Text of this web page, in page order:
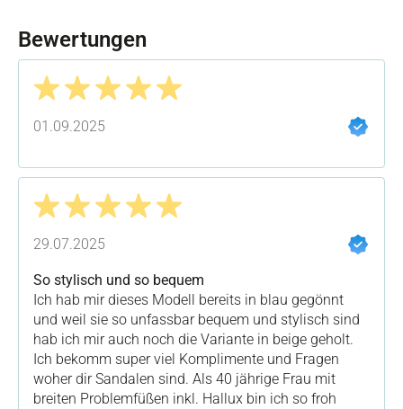
Bewertungen
Bewertung mit 5 von 5 Sternen
01.09.2025
Bewertung mit 5 von 5 Sternen
29.07.2025
So stylisch und so bequem
Ich hab mir dieses Modell bereits in blau gegönnt
und weil sie so unfassbar bequem und stylisch sind
hab ich mir auch noch die Variante in beige geholt.
Ich bekomm super viel Komplimente und Fragen
woher dir Sandalen sind. Als 40 jährige Frau mit
breiten Problemfüßen inkl. Hallux bin ich so froh